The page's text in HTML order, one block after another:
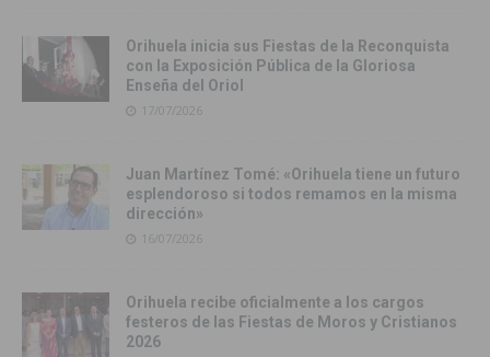
Orihuela inicia sus Fiestas de la Reconquista
con la Exposición Pública de la Gloriosa
Enseña del Oriol
17/07/2026
Juan Martínez Tomé: «Orihuela tiene un futuro
esplendoroso si todos remamos en la misma
dirección»
16/07/2026
Orihuela recibe oficialmente a los cargos
festeros de las Fiestas de Moros y Cristianos
2026